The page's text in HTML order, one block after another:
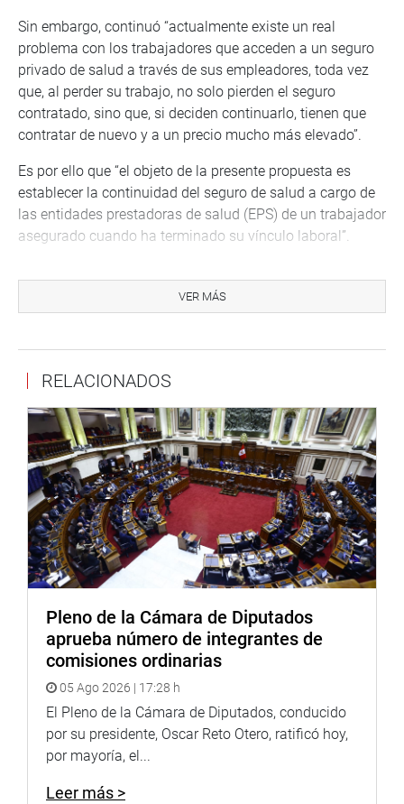
Sin embargo, continuó “actualmente existe un real
problema con los trabajadores que acceden a un seguro
privado de salud a través de sus empleadores, toda vez
que, al perder su trabajo, no solo pierden el seguro
contratado, sino que, si deciden continuarlo, tienen que
contratar de nuevo y a un precio mucho más elevado”.
Es por ello que “el objeto de la presente propuesta es
establecer la continuidad del seguro de salud a cargo de
las entidades prestadoras de salud (EPS) de un trabajador
asegurado cuando ha terminado su vínculo laboral”.
propone que en “caso la relación laboral de un trabajador
asegurado haya terminado, este puede optar por
que regían antes del cese laboral”.
“Para hacer efectivo ello, el trabajador asegurado, dentro
de los sesenta (60) días calendario siguientes al término
de la relación laboral, debe solicitarlo a la empresa
aseguradora”. Y es en ese sentido, aseguró Oseda Yucra,
que “también se propone como obligación que la
empresa aseguradora debe continuar con el seguro de
salud de un trabajador asegurado que ha terminado una
relación laboral cuando este ha comunicado su decisión
de continuar con dicho seguro”.
“También se dispone”, informó, que el “empleador informa
al trabajador asegurado que ha terminado su relación
laboral y que tiene la opción de continuar con su cuenta
con el seguro médico con las mismas condiciones que
regían antes del término de su relación laboral”. Esto para
que el trabajador tenga conocimiento de esta opción.
la libertad de empresa y la salud de la ciudadanía en
VER MÁS
RELACIONADOS
Pleno de la Cámara de Diputados
aprueba número de integrantes de
comisiones ordinarias
05 Ago 2026 | 17:28 h
El Pleno de la Cámara de Diputados, conducido
por su presidente, Oscar Reto Otero, ratificó hoy,
por mayoría, el...
Leer más >